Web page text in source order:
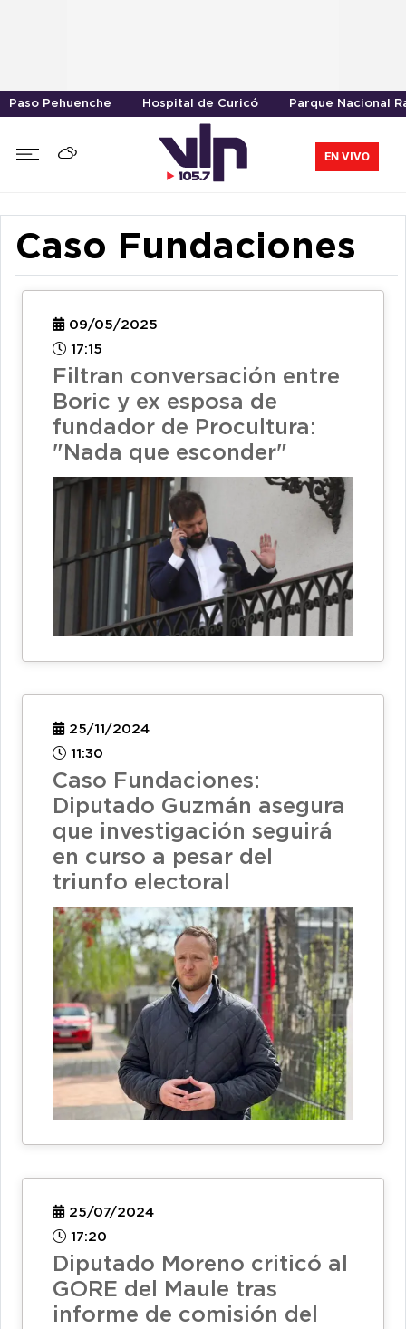
Paso Pehuenche Hospital de Curicó Parque Nacional
EN VIVO
Caso Fundaciones
09/05/2025
17:15
Filtran conversación entre
Boric y ex esposa de
fundador de Procultura:
"Nada que esconder"
25/11/2024
11:30
Caso Fundaciones:
Diputado Guzmán asegura
que investigación seguirá
en curso a pesar del
triunfo electoral
25/07/2024
17:20
Diputado Moreno criticó al
GORE del Maule tras
informe de comisión del